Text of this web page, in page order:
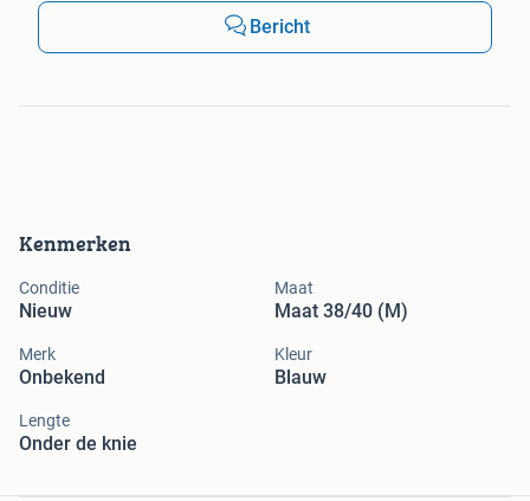
Kenmerken
Conditie
Nieuw
Maat
Maat 38/40 (M)
Merk
Onbekend
Kleur
Blauw
Lengte
Onder de knie
Bericht